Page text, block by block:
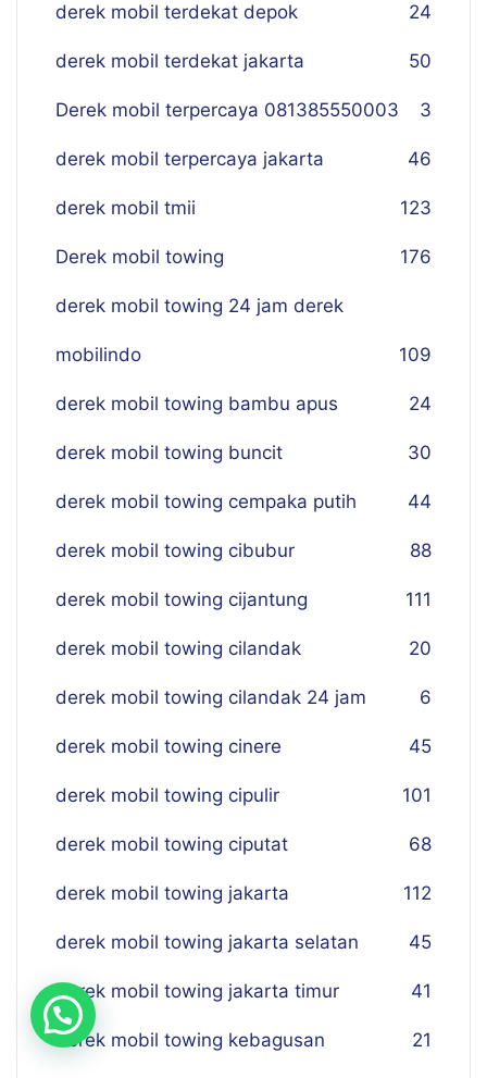
derek mobil terdekat depok 24
derek mobil terdekat jakarta 50
Derek mobil terpercaya 081385550003 3
derek mobil terpercaya jakarta 46
derek mobil tmii 123
Derek mobil towing 176
derek mobil towing 24 jam derek
mobilindo 109
derek mobil towing bambu apus 24
derek mobil towing buncit 30
derek mobil towing cempaka putih 44
derek mobil towing cibubur 88
derek mobil towing cijantung 111
derek mobil towing cilandak 20
derek mobil towing cilandak 24 jam 6
derek mobil towing cinere 45
derek mobil towing cipulir 101
derek mobil towing ciputat 68
derek mobil towing jakarta 112
derek mobil towing jakarta selatan 45
derek mobil towing jakarta timur 41
derek mobil towing kebagusan 21